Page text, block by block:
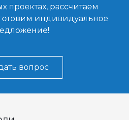
проектах, рассчитаем
индивидуальное
вопрос